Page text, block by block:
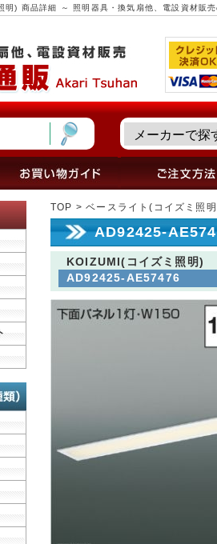
) 商品詳細 ～ 照明器具・換気扇他、電設資材販
TOP >ベースライト(コイズミ照
AD92425-
KOIZUMI(コイズミ照明)
AD92425-AE57476